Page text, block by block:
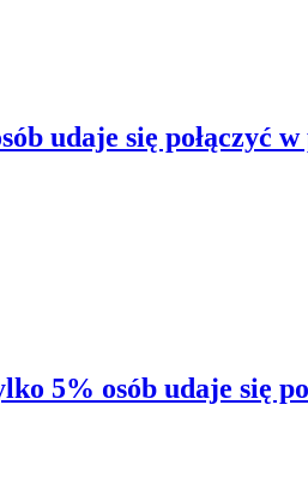
udaje się połączyć
5% osób udaje się